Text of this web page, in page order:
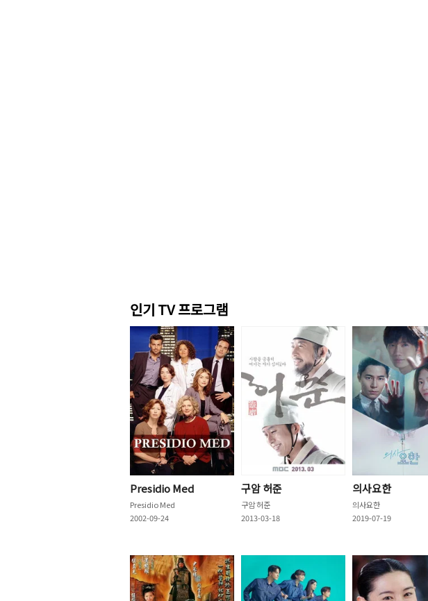
인기 TV 프로그램
Presidio Med
Presidio Med
2002-09-24
구암 허준
구암 허준
2013-03-18
의사요한
의사요한
2019-07-19